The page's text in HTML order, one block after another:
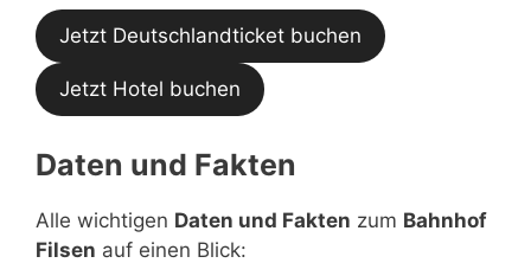
Jetzt Deutschlandticket buchen
Jetzt Hotel buchen
Daten und Fakten
Alle wichtigen Daten und Fakten zum Bahnhof
Filsen auf einen Blick: